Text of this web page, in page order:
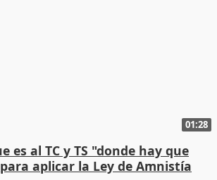
01:28
es al TC y TS "donde hay que
aplicar la Ley de Amnistía